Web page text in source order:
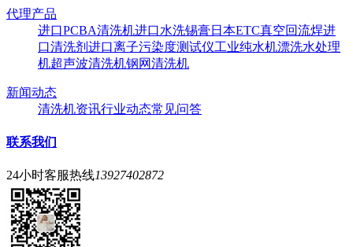
代理产品
进口PCBA清洗机进口水洗锡膏 日本ETC真空回流焊进
口清洗剂 进口离子污染度测试仪工业纯水机漂洗水处理
机超声波清洗机钢网清洗机
新闻动态
清洗机资讯行业动态常见问答
联系我们
24小时客服热线13927402872